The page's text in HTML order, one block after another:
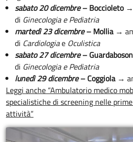
sabato 20 dicembre– Boccioleto→
di Ginecologia e Pediatria
martedì 23 dicembre– Mollia→
di Cardiologiae Oculistica
sabato 27 dicembre–
di Ginecologia e Pediatria
lunedì 29 dicembre– Coggiola→
Leggi anche “Ambulatorio medico
specialistiche di screening nelle
attività”